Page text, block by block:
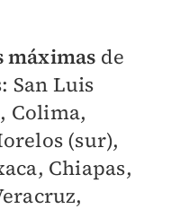
máximas de
San Luis
Colima,
(sur),
Chiapas,